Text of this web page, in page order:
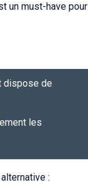
un must-have pour
dispose de
les
: